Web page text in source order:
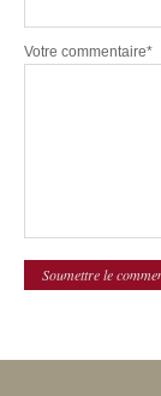
Votre commentaire*